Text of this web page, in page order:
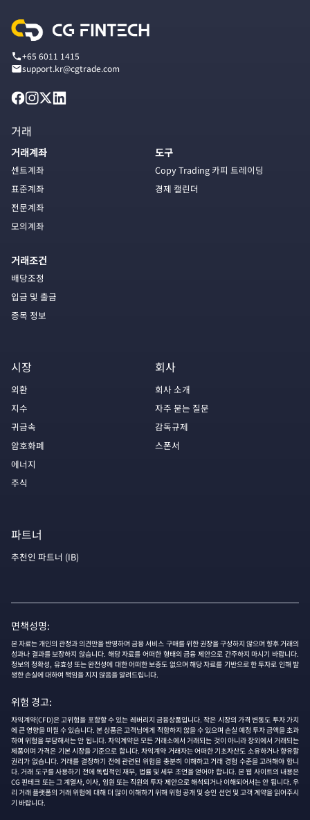
+65 6011 1415
support.kr@cgtrade.com
거래
거래계좌
센트계좌
표준계좌
전문계좌
모의계좌
거래조건
배당조정
입금 및 출금
종목 정보
도구
Copy Trading 카피 트레이딩
경제 캘린더
시장
외환
지수
귀금속
암호화폐
에너지
주식
회사
회사 소개
자주 묻는 질문
감독규제
스폰서
파트너
추천인 파트너 (IB)
면책성명:
본 자료는 개인의 관정과 의견만을 반영하며 금융 서비스 구매를 위한 권장을 구성하지 않으며 향후 거래의
성과나 결과를 보장하지 않습니다. 해당 자료를 어떠한 형태의 금융 제안으로 간주하지 마시기 바랍니다.
정보의 정확성, 유효성 또는 완전성에 대한 어떠한 보증도 없으며 해당 자료를 기반으로 한 투자로 인해 발
생한 손실에 대하여 책임을 지지 않음을 알려드립니다.
위험 경고:
차익계약(CFD)은 고위험을 포함할 수 있는 레버리지 금융상품입니다. 작은 시장의 가격 변동도 투자 가치
에 큰 영향을 미칠 수 있습니다. 본 상품은 고객님에게 적합하지 않을 수 있으며 손실 예정 투자 금액을 초과
하여 위험을 부담해서는 안 됩니다. 차익계약은 모든 거래소에서 거래되는 것이 아니라 장외에서 거래되는
제품이며 가격은 기본 시장을 기준으로 합니다. 차익계약 거래자는 어떠한 기초자산도 소유하거나 향유할
권리가 없습니다. 거래를 결정하기 전에 관련된 위험을 충분히 이해하고 거래 경험 수준을 고려해야 합니
다. 거래 도구를 사용하기 전에 독립적인 재무, 법률 및 세무 조언을 얻어야 합니다. 본 웹 사이트의 내용은
CG 핀테크 또는 그 계열사, 이사, 임원 또는 직원의 투자 제안으로 해석되거나 이해되어서는 안 됩니다. 우
리 거래 플랫폼의 거래 위험에 대해 더 많이 이해하기 위해 위험 공개 및 승인 선언 및 고객 계약을 읽어주시
기 바랍니다.